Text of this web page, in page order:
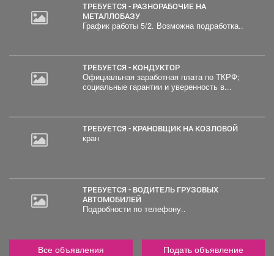
ТРЕБУЕТСЯ - РАЗНОРАБОЧИЕ НА
МЕТАЛЛОБАЗУ
График работы 5/2. Возможна подработка..
ТРЕБУЕТСЯ - КОНДУКТОР
Официальная заработная плата по ТКРФ;
социальные гарантии и уверенность в...
ТРЕБУЕТСЯ - КРАНОВЩИК НА КОЗЛОВОЙ
кран
ТРЕБУЕТСЯ - ВОДИТЕЛЬ ГРУЗОВЫХ
АВТОМОБИЛЕЙ
Подробности по телефону..
Все объявления Подать объявление